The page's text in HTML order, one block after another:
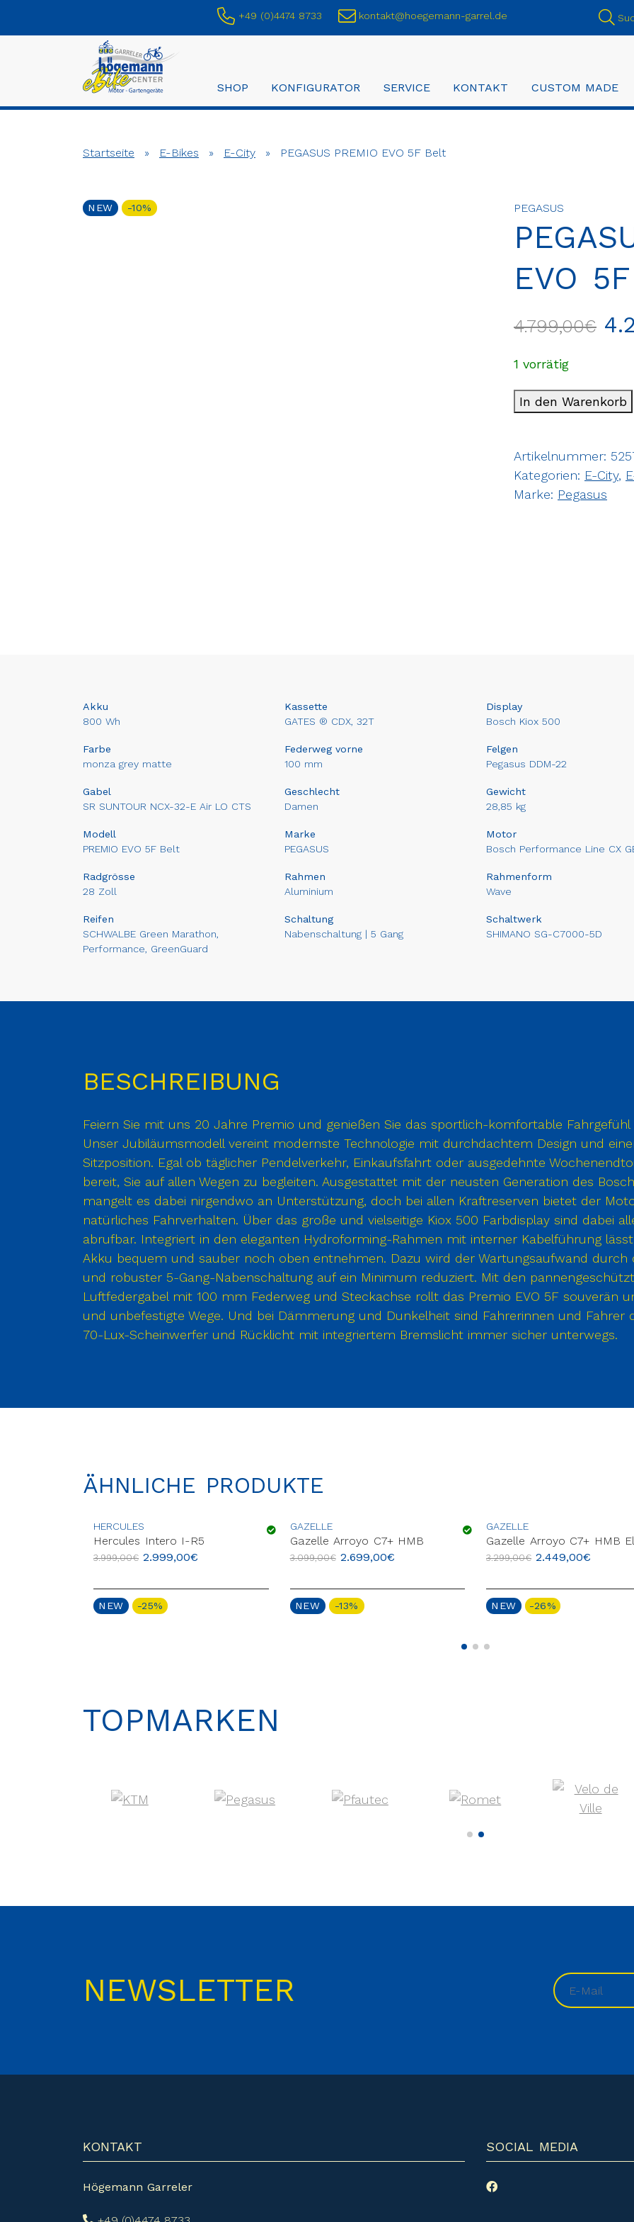
+49 (0)4474 8733 kontakt@hoegemann-garrel.de
SHOP KONFIGURATOR SERVICE KONTAKT CUSTOM MADE
Startseite » E-Bikes » E-City » PEGASUS PREMIO EVO 5F Belt
NEW -10% PEGASUS
EVO
4.799,00€
1 vorrätig
In den Warenkorb
Artikelnummer:
Kategorien: E-City,
Marke: Pegasus
Akku
800 Wh
Kassette
GATES ® CDX, 32T
Display
Bosch Kiox 500
Farbe
monza grey matte
Federweg vorne
100 mm
Felgen
Pegasus DDM-22
Gabel
SR SUNTOUR NCX-32-E Air LO CTS
Geschlecht
Damen
Gewicht
28,85 kg
Modell
PREMIO EVO 5F Belt
Marke
PEGASUS
Motor
Bosch Performance Line CX
Radgrösse
28 Zoll
Rahmen
Aluminium
Rahmenform
Wave
Reifen
SCHWALBE Green Marathon,
Performance, GreenGuard
Schaltung
Nabenschaltung | 5 Gang
Schaltwerk
SHIMANO SG-C7000-5D
BESCHREIBUNG
Feiern Sie mit uns 20 Jahre Premio und genießen Sie das sportlich-komfortable Fahrgefühl
Unser Jubiläumsmodell vereint modernste Technologie mit durchdachtem Design und
Sitzposition. Egal ob täglicher Pendelverkehr, Einkaufsfahrt oder ausgedehnte
bereit, Sie auf allen Wegen zu begleiten. Ausgestattet mit der neusten Generation des
mangelt es dabei nirgendwo an Unterstützung, doch bei allen Kraftreserven bietet der
natürliches Fahrverhalten. Über das große und vielseitige Kiox 500 Farbdisplay sind dabei
abrufbar. Integriert in den eleganten Hydroforming-Rahmen mit interner Kabelführung
Akku bequem und sauber noch oben entnehmen. Dazu wird der Wartungsaufwand durch
und robuster 5-Gang-Nabenschaltung auf ein Minimum reduziert. Mit den
Luftfedergabel mit 100 mm Federweg und Steckachse rollt das Premio EVO 5F souverän
und unbefestigte Wege. Und bei Dämmerung und Dunkelheit sind Fahrerinnen und
70-Lux-Scheinwerfer und Rücklicht mit integriertem Bremslicht immer sicher unterwegs.
ÄHNLICHE PRODUKTE
HERCULES
Hercules Intero I-R5
3.999,00€ 2.999,00€
NEW -25%
GAZELLE
Gazelle Arroyo C7+ HMB
3.099,00€ 2.699,00€
NEW -13%
GAZELLE
Gazelle Arroyo C7+ HMB
3.299,00€ 2.449,00€
NEW -26%
TOPMARKEN
NEWSLETTER
KONTAKT
Högemann Garreler
SOCIAL MEDIA